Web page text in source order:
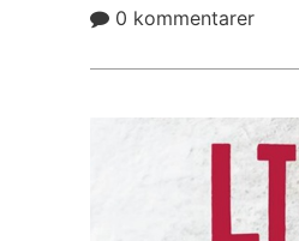
0 kommentarer